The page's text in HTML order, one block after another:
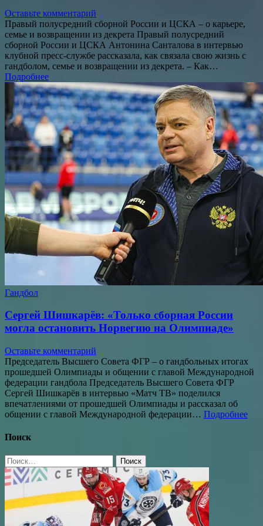
Оставьте комментарий
Правый полусредний сборной России и ЦСКА – о карьере,
семье и возвращении из декрета Правый полусредний
сборной России и ЦСКА Антонина Санталова в интервью
клубной пресс-службе рассказала, как связала свою жизнь с
гандболом, семье и возвращении из декрета. – Как…
Подробнее
Гандбол
Сергей Шишкарёв: «Только сборная России
могла остановить Норвегию на Олимпиаде»
Оставьте комментарий
Председатель Высшего Совета ФГР – о гандбольных итогах
прошедшей Олимпиады и общении с главой Международной
федерации гандбола Председатель Высшего Совета ФГР
Сергей Шишкарёв в интервью «Матч ТВ» поделился
впечатлениями от прошедшей Олимпиады и рассказал об
общении с главой Международной федерации… Подробнее
Поиск
Найти: